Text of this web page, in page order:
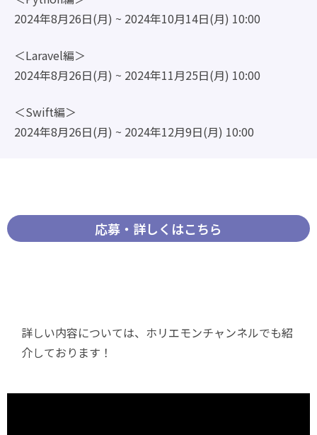
2024年8月26日(月) ~ 2024年10月14日(月) 10:00
＜Laravel編＞
2024年8月26日(月) ~ 2024年11月25日(月) 10:00
＜Swift編＞
2024年8月26日(月) ~ 2024年12月9日(月) 10:00
応募・詳しくはこちら
詳しい内容については、ホリエモンチャンネルでも紹
介しております！